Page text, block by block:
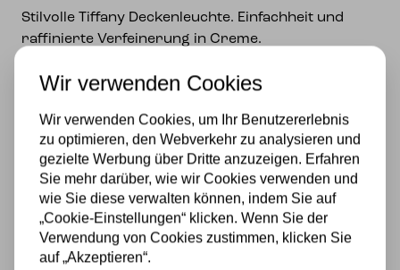
Stilvolle Tiffany Deckenleuchte. Einfachheit und
raffinierte Verfeinerung in Creme.
Handgefertigt aus echtem Glas
Der Rand der Haube bleibt von der Decke getrennt
Durchmesser: 41 cm
Höhe: ca. 24 cm.
2 x E14
Spezifikationen
Wir verwenden Cookies
Wir verwenden Cookies, um Ihr Benutzererlebnis
zu optimieren, den Webverkehr zu analysieren und
gezielte Werbung über Dritte anzuzeigen. Erfahren
Sie mehr darüber, wie wir Cookies verwenden und
wie Sie diese verwalten können, indem Sie auf
„Cookie-Einstellungen“ klicken. Wenn Sie der
Verwendung von Cookies zustimmen, klicken Sie
auf „Akzeptieren“.